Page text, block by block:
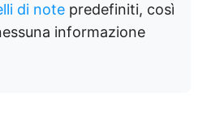
di note predefiniti, così
informazione